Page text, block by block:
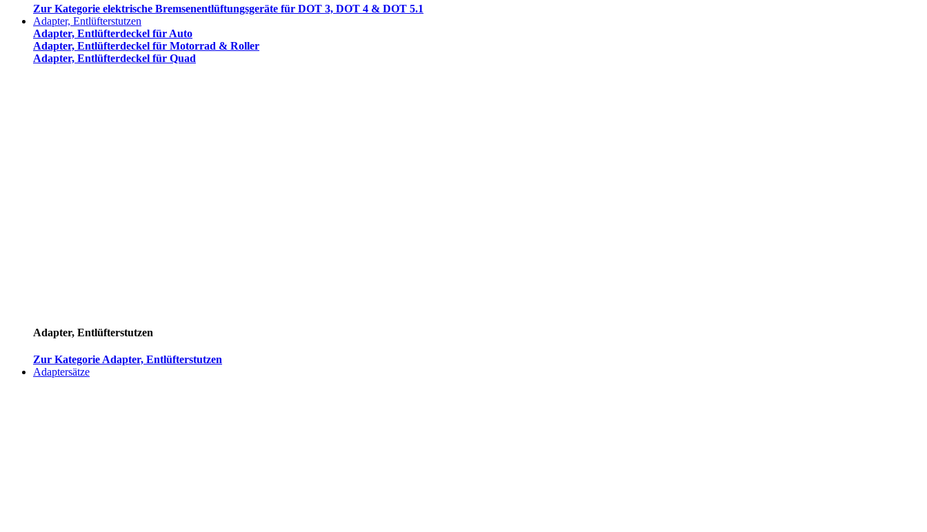
Zur Kategorie elektrische Bremsenentlüftungsgeräte für DOT 3, DOT 4 & DOT 5.1
Adapter, Entlüfterstutzen
Adapter, Entlüfterdeckel für Auto
Adapter, Entlüfterdeckel für Motorrad & Roller
Adapter, Entlüfterdeckel für Quad
Adapter, Entlüfterstutzen
Zur Kategorie Adapter, Entlüfterstutzen
Adaptersätze